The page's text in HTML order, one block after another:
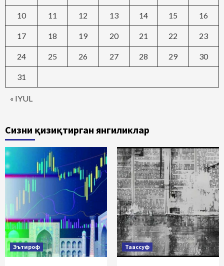
« IYUL
10 11 12 13 14 15 16
17 18 19 20 21 22 23
24 25 26 27 28 29 30
31
Сизни қизиқтирган янгиликлар
Эътироф Таассуф